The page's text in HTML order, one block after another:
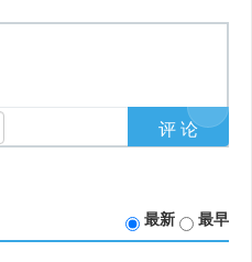
最新 最早